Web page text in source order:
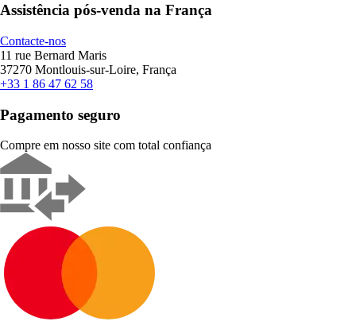
Assistência pós-venda na França
Contacte-nos
11 rue Bernard Maris
37270 Montlouis-sur-Loire, França
+33 1 86 47 62 58
Pagamento seguro
Compre em nosso site com total confiança